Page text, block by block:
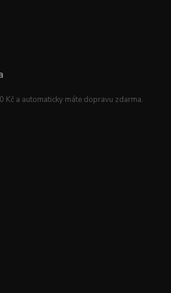
Kč a automaticky máte dopravu zdarma.